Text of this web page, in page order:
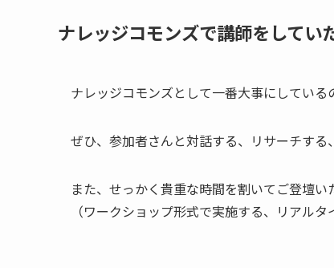
ナレッジコモンズで講師をしてい
ナレッジコモンズとして一番大事にしている
ぜひ、参加者さんと対話する、リサーチする
また、せっかく貴重な時間を割いてご登壇
（ワークショップ形式で実施する、リアル